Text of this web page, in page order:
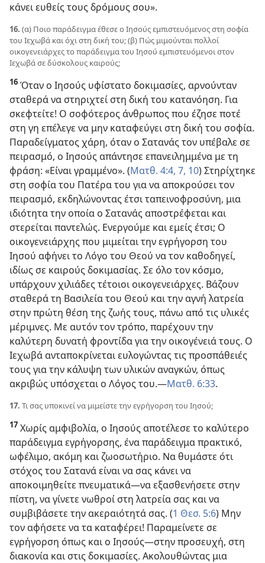
κάνει ευθείς τους δρόμους σου».
16. (α) Ποιο παράδειγμα έθεσε ο Ιησούς εμπιστευόμενος στη σοφία
του Ιεχωβά και όχι στη δική του; (β) Πώς μιμούνται πολλοί
οικογενειάρχες το παράδειγμα του Ιησού εμπιστευόμενοι στον
Ιεχωβά σε δύσκολους καιρούς;
16 Όταν ο Ιησούς υφίστατο δοκιμασίες, αρνούνταν
σταθερά να στηριχτεί στη δική του κατανόηση. Για
σκεφτείτε! Ο σοφότερος άνθρωπος που έζησε ποτέ
στη γη επέλεγε να μην καταφεύγει στη δική του σοφία.
Παραδείγματος χάρη, όταν ο Σατανάς τον υπέβαλε σε
πειρασμό, ο Ιησούς απάντησε επανειλημμένα με τη
φράση: «Είναι γραμμένο». (Ματθ. 4:4, 7, 10) Στηρίχτηκε
στη σοφία του Πατέρα του για να αποκρούσει τον
πειρασμό, εκδηλώνοντας έτσι ταπεινοφροσύνη, μια
ιδιότητα την οποία ο Σατανάς αποστρέφεται και
στερείται παντελώς. Ενεργούμε και εμείς έτσι; Ο
οικογενειάρχης που μιμείται την εγρήγορση του
Ιησού αφήνει το Λόγο του Θεού να τον καθοδηγεί,
ιδίως σε καιρούς δοκιμασίας. Σε όλο τον κόσμο,
υπάρχουν χιλιάδες τέτοιοι οικογενειάρχες. Βάζουν
σταθερά τη Βασιλεία του Θεού και την αγνή λατρεία
στην πρώτη θέση της ζωής τους, πάνω από τις υλικές
μέριμνες. Με αυτόν τον τρόπο, παρέχουν την
καλύτερη δυνατή φροντίδα για την οικογένειά τους. Ο
Ιεχωβά ανταποκρίνεται ευλογώντας τις προσπάθειές
τους για την κάλυψη των υλικών αναγκών, όπως
ακριβώς υπόσχεται ο Λόγος του.​—Ματθ. 6:33.
17. Τι σας υποκινεί να μιμείστε την εγρήγορση του Ιησού;
17 Χωρίς αμφιβολία, ο Ιησούς αποτέλεσε το καλύτερο
παράδειγμα εγρήγορσης, ένα παράδειγμα πρακτικό,
ωφέλιμο, ακόμη και ζωοσωτήριο. Να θυμάστε ότι
στόχος του Σατανά είναι να σας κάνει να
αποκοιμηθείτε πνευματικά​—να εξασθενήσετε στην
πίστη, να γίνετε νωθροί στη λατρεία σας και να
συμβιβάσετε την ακεραιότητά σας. (1 Θεσ. 5:6) Μην
τον αφήσετε να τα καταφέρει! Παραμείνετε σε
εγρήγορση όπως και ο Ιησούς​—στην προσευχή, στη
διακονία και στις δοκιμασίες. Ακολουθώντας μια